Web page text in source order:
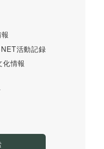
活動記録
化情報